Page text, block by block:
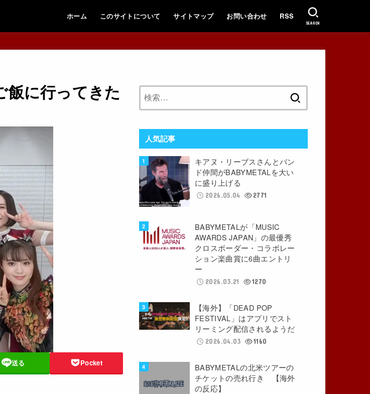
ホーム このサイトについて サイトマップ お問い合わせ RSS
SEARCH
に行ってきた
送る Pocket
人気記事
キアヌ・リーブスさんとバン
ド仲間がBABYMETALを大い
に盛り上げる
2026.05.04 2771
BABYMETALが「MUSIC
AWARDS JAPAN」の最優秀
クロスボーダー・コラボレー
ション楽曲賞に6曲エントリ
ー
2026.03.21 1270
【海外】「DEAD POP
FESTIVAL」はアプリでスト
リーミング配信されるようだ
2026.04.03 1160
BABYMETALの北米ツアーの
チケットの売れ行き 【海外
の反応】